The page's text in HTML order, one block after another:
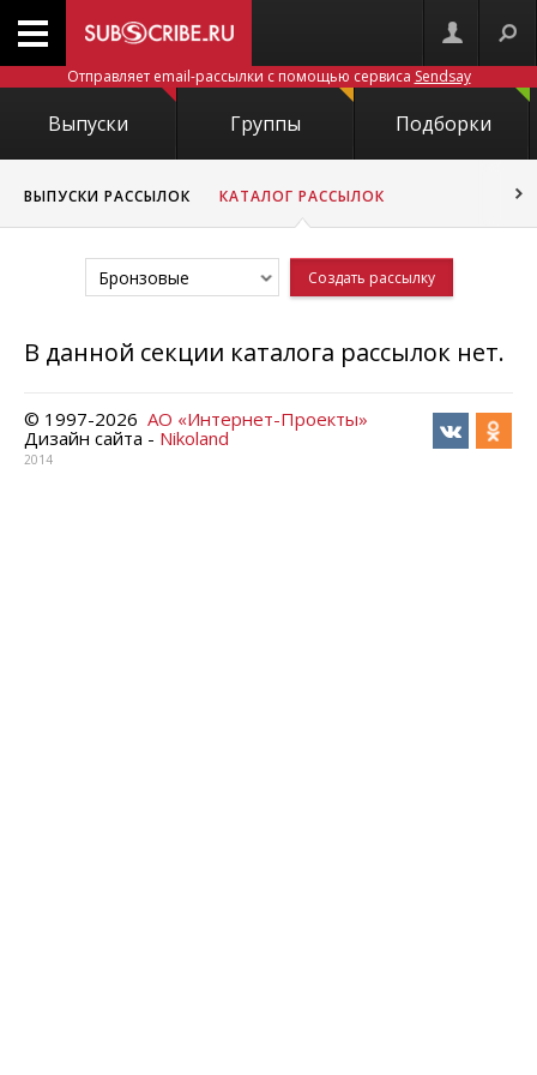
Отправляет email-рассылки с помощью сервиса Sendsay
Выпуски Группы Подборки
ВЫПУСКИ РАССЫЛОК КАТАЛОГ РАССЫЛОК
Бронзовые Создать рассылку
В данной секции каталога рассылок нет.
© 1997-2026 АО «Интернет-Проекты»
Дизайн сайта - Nikoland
2014